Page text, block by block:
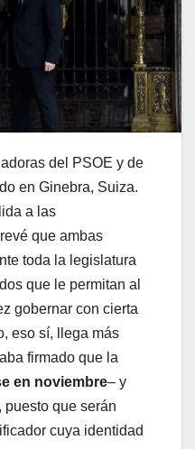
del PSOE y de
en Ginebra, Suiza.
a las
que ambas
toda la legislatura
que le permitan al
gobernar con cierta
eso sí, llega más
firmado que la
en noviembre– y
puesto que serán
cuya identidad